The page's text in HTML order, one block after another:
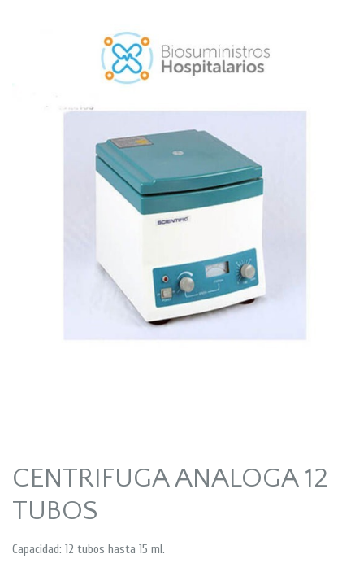
CENTRIFUGA ANALOGA 12
TUBOS
Capacidad: 12 tubos hasta 15 ml.